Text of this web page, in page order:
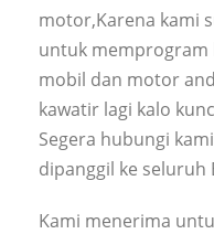
motor,Karena kami
untuk memprogram
mobil dan motor
kawatir lagi kalo
Segera hubungi
dipanggil ke seluruh
Kami menerima